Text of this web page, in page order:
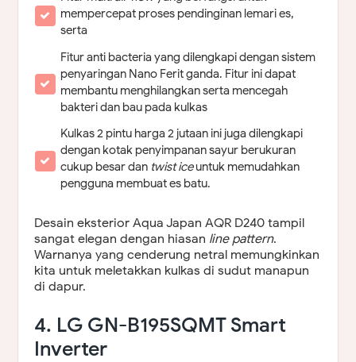
mempercepat proses pendinginan lemari es,
serta
Fitur anti bacteria yang dilengkapi dengan sistem
penyaringan Nano Ferit ganda. Fitur ini dapat
membantu menghilangkan serta mencegah
bakteri dan bau pada kulkas
Kulkas 2 pintu harga 2 jutaan ini juga dilengkapi
dengan kotak penyimpanan sayur berukuran
cukup besar dan twist iceuntuk memudahkan
pengguna membuat es batu.
Desain eksterior Aqua Japan AQR D240 tampil
sangat elegan dengan hiasan line pattern.
Warnanya yang cenderung netral memungkinkan
kita untuk meletakkan kulkas di sudut manapun
di dapur.
4. LG GN-B195SQMT Smart
Inverter